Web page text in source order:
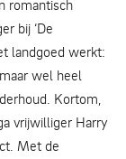
romantisch
bij ‘De
landgoed werkt:
wel heel
Kortom,
vrijwilliger Harry
Met de